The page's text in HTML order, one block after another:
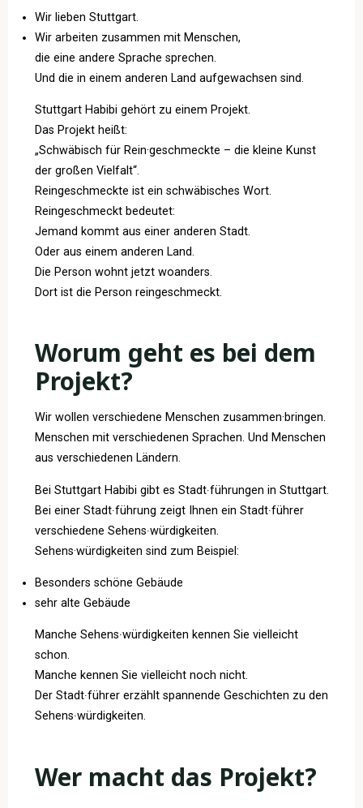
Wir lieben Stuttgart.
Wir arbeiten zusammen mit Menschen,
die eine andere Sprache sprechen.
Und die in einem anderen Land aufgewachsen sind.
Stuttgart Habibi gehört zu einem Projekt.
Das Projekt heißt:
„Schwäbisch für Rein·geschmeckte – die kleine Kunst
der großen Vielfalt“.
Reingeschmeckte ist ein schwäbisches Wort.
Reingeschmeckt bedeutet:
Jemand kommt aus einer anderen Stadt.
Oder aus einem anderen Land.
Die Person wohnt jetzt woanders.
Dort ist die Person reingeschmeckt.
Worum geht es bei dem
Projekt?
Wir wollen verschiedene Menschen zusammen·bringen.
Menschen mit verschiedenen Sprachen. Und Menschen
aus verschiedenen Ländern.
Bei Stuttgart Habibi gibt es Stadt∙führungen in Stuttgart.
Bei einer Stadt∙führung zeigt Ihnen ein Stadt∙führer
verschiedene Sehens∙würdigkeiten.
Sehens·würdigkeiten sind zum Beispiel:
Besonders schöne Gebäude
sehr alte Gebäude
Manche Sehens∙würdigkeiten kennen Sie vielleicht
schon.
Manche kennen Sie vielleicht noch nicht.
Der Stadt∙führer erzählt spannende Geschichten zu den
Sehens∙würdigkeiten.
Wer macht das Projekt?